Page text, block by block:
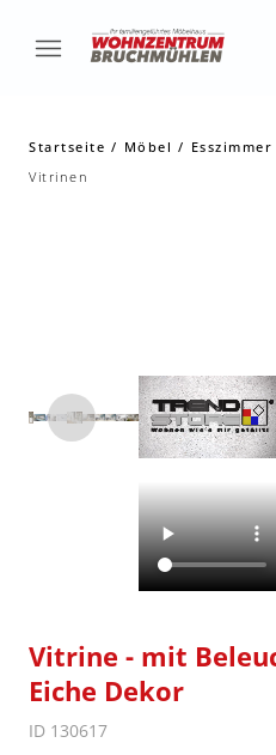
Startseite Möbel Esszimmer
Vitrinen
Vitrine - mit
Eiche Dekor
ID 130617